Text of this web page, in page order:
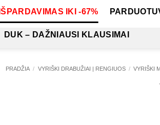
IŠPARDAVIMAS IKI -67%
DUK – DAŽNIAUSI KLAUSIMAI
PRADŽIA / VYRIŠKI DRABUŽIAI | RENGIUOS / VYRIŠKI